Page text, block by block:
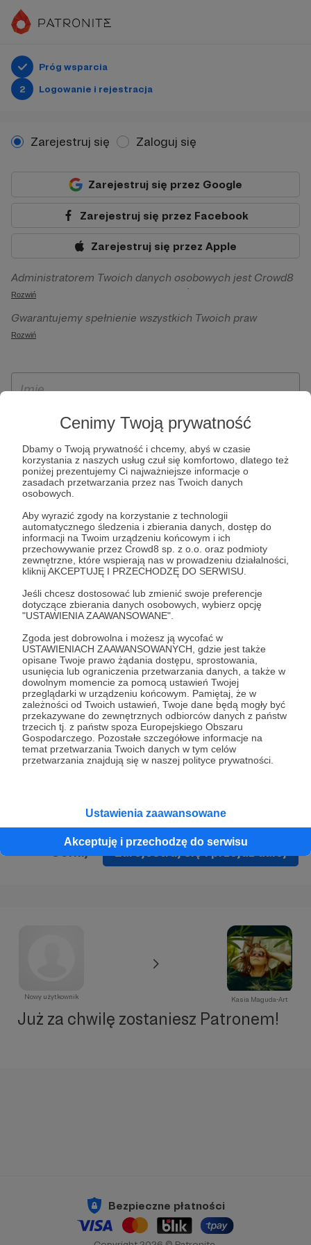
Cenimy Twoją prywatność
Dbamy o Twoją prywatność i chcemy, abyś w czasie
korzystania z naszych usług czuł się komfortowo, dlatego też
poniżej prezentujemy Ci najważniejsze informacje o
zasadach przetwarzania przez nas Twoich danych
osobowych.
Aby wyrazić zgody na korzystanie z technologii
automatycznego śledzenia i zbierania danych, dostęp do
informacji na Twoim urządzeniu końcowym i ich
przechowywanie przez Crowd8 sp. z o.o. oraz podmioty
zewnętrzne, które wspierają nas w prowadzeniu działalności,
kliknij AKCEPTUJĘ I PRZECHODZĘ DO SERWISU.
Jeśli chcesz dostosować lub zmienić swoje preferencje
dotyczące zbierania danych osobowych, wybierz opcję
"USTAWIENIA ZAAWANSOWANE".
Zgoda jest dobrowolna i możesz ją wycofać w
USTAWIENIACH ZAAWANSOWANYCH, gdzie jest także
opisane Twoje prawo żądania dostępu, sprostowania,
usunięcia lub ograniczenia przetwarzania danych, a także w
dowolnym momencie za pomocą ustawień Twojej
przeglądarki w urządzeniu końcowym. Pamiętaj, że w
zależności od Twoich ustawień, Twoje dane będą mogły być
przekazywane do zewnętrznych odbiorców danych z państw
trzecich tj. z państw spoza Europejskiego Obszaru
Gospodarczego. Pozostałe szczegółowe informacje na
temat przetwarzania Twoich danych w tym celów
przetwarzania znajdują się w naszej polityce prywatności.
Ustawienia zaawansowane
Akceptuję i przechodzę do serwisu
Próg wsparcia
2
Logowanie i rejestracja
Zarejestruj się Zaloguj się
Zarejestruj się przez Google
Zarejestruj się przez Facebook
Zarejestruj się przez Apple
Administratorem Twoich danych osobowych jest Crowd8
sp. z o.o. z siedziba w Warszawie, ul. Żwirki i Wigury 16, 02-
092 Warszawa. Twoje dane osobowe będą przetwarzane w
szczególności w celu wykonania umowy zawartej z Tobą, w
Patronite.pl, w tym możliwości dokonywania oraz
otrzymywania wsparcia na naszej platformie oraz
Rozwiń
Gwarantujemy spełnienie wszystkich Twoich praw
wynikających z ogólnego rozporządzenia o ochronie
ich przenoszenia, niepodlegania zautomatyzowanemu
wyrażenia sprzeciwu wobec przetwarzania Twoich danych
osobowych. Rejestracja dla osób niepełnoletnich możliwa
jest po przekazaniu podpisanego formularza "Zgodna na
założenie konta przez osobę niepełnoletnią", formularz
dostępny jest na stronie regulaminu Patronite.pl.
Rozwiń
* Zapoznałem się i akceptujęRegulaminserwisu oraz
* Wyrażam zgodę na przetwarzanie moich danych
osobowych podanych w formularzu rejestracyjnym w celu
prawidłowego świadczenia usług serwisu Patronite.
Wyrażam zgodę na otrzymywanie drogą elektroniczną
informacji handlowych - newslettera. Opcja ta może zostać
zmieniona w ustawieniach konta.
Zarejestruj się i przejdź dalej
Nowy użytkownik Kasia Maguda-Art
Już za chwilę zostaniesz Patronem!
Bezpieczne płatności